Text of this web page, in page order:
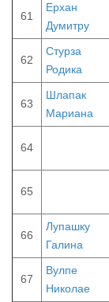
61
Ерхан
Думитру
62
Стурза
Родика
63
Шлапак
Мариана
64
65
66
Лупашку
Галина
67
Вулпе
Николае